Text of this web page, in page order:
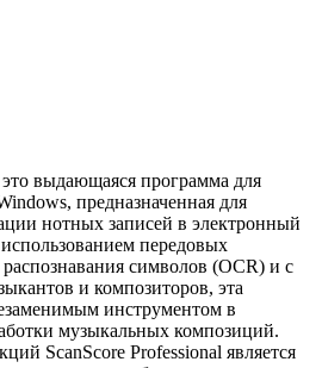
выдающаяся программа для
предназначенная для
нотных записей в электронный
передовых
символов (OCR) и с
и композиторов, эта
инструментом в
музыкальных композиций.
ScanScore Professional является